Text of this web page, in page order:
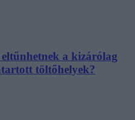
a kizárólag
töltőhelyek?